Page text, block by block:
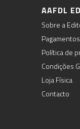
AAFDL
Sobre a
Pagamentos
Política de
Condições
Loja Física
Contacto